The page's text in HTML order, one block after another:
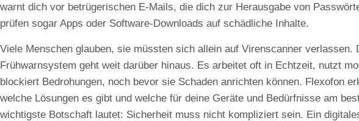
warnt dich vor betrügerischen E-Mails, die dich zur Herausgabe von
prüfen sogar Apps oder Software-Downloads auf schädliche Inhalte.
Viele Menschen glauben, sie müssten sich allein auf Virenscanner verlassen.
Frühwarnsystem geht weit darüber hinaus. Es arbeitet oft in Echtzeit, nutzt
blockiert Bedrohungen, noch bevor sie Schaden anrichten können. Flexofon
welche Lösungen es gibt und welche für deine Geräte und Bedürfnisse am
wichtigste Botschaft lautet: Sicherheit muss nicht kompliziert sein. Ein